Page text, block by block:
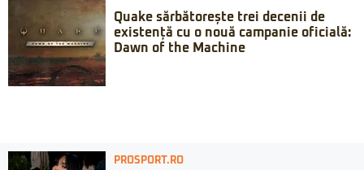
Quake sărbătorește trei decenii de
existență cu o nouă campanie oficială:
Dawn of the Machine
PROSPORT.RO